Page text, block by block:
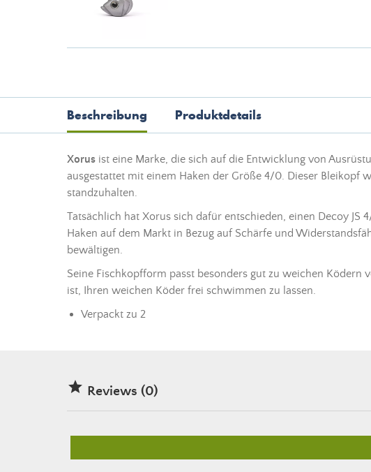
Beschreibung Produktdetails
Xorus ist eine Marke, die sich auf die Entwicklung von
ausgestattet mit einem Haken der Größe 4/0. Dieser Bleikopf
standzuhalten.
Tatsächlich hat Xorus sich dafür entschieden, einen Decoy JS
Haken auf dem Markt in Bezug auf Schärfe und
bewältigen.
Seine Fischkopfform passt besonders gut zu weichen Ködern
ist, Ihren weichen Köder frei schwimmen zu lassen.
Verpackt zu 2
 Reviews (0)